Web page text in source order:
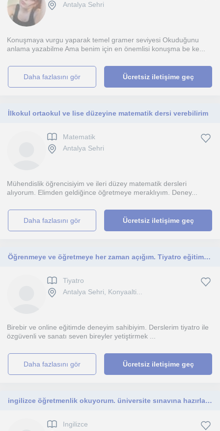
Antalya Sehri
Konuşmaya vurgu yaparak temel gramer seviyesi Okuduğunu
anlama yazabilme Ama benim için en önemlisi konuşma be ke...
daha fazlasını gör Ücretsiz iletişime geç
İlkokul ortaokul ve lise düzeyine matematik dersi verebilirim
Matematik
Antalya Sehri
Mühendislik öğrencisiyim ve ileri düzey matematik dersleri
alıyorum. Elimden geldiğince öğretmeye meraklıyım. Deney...
daha fazlasını gör Ücretsiz iletişime geç
Öğrenmeye ve öğretmeye her zaman açığım. Tiyatro eğitimim ile çocukları tiyatro eğitimi ile daha özgüvenli bireylere dönüşebilir
Tiyatro
Antalya Sehri, Konyaalti...
Birebir ve online eğitimde deneyim sahibiyim. Derslerim tiyatro ile
özgüvenli ve sanatı seven bireyler yetiştirmek ...
daha fazlasını gör Ücretsiz iletişime geç
ingilizce öğretmenlik okuyorum. üniversite sınavına hazırlanan dilcilerle çalışmayı isterim.
Ingilizce